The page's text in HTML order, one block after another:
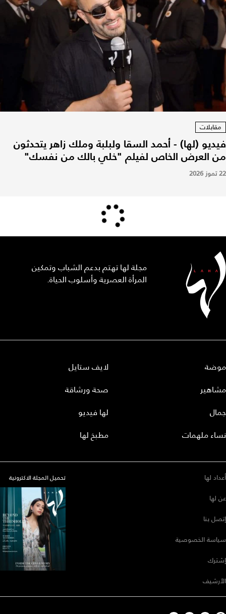
مقابلات
فيديو (لها) - أحمد السقا ولبلبة وملك زاهر يتحدثون
من العرض الخاص لفيلم "خلي بالك من نفسك"
22 تموز 2026
مجلة لها تهتم بدعم الشباب وتمكين
المرأة العصرية وأسلوب الحياة.
موضة
مشاهير
جمال
نساء ملهمات
لايف ستايل
صحة ورشاقة
لها فيديو
مطبخ لها
أعداد لها
عن لها
إتصل بنا
سياسة الخصوصية
إشترك
الأرشيف
تحميل المجلة الاكترونية